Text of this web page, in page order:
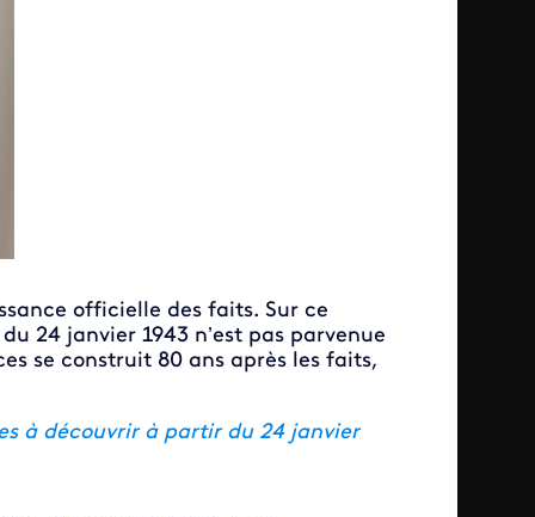
officielle des faits. Sur ce
24 janvier 1943 n’est pas parvenue
se construit 80 ans après les faits,
à découvrir à partir du 24 janvier